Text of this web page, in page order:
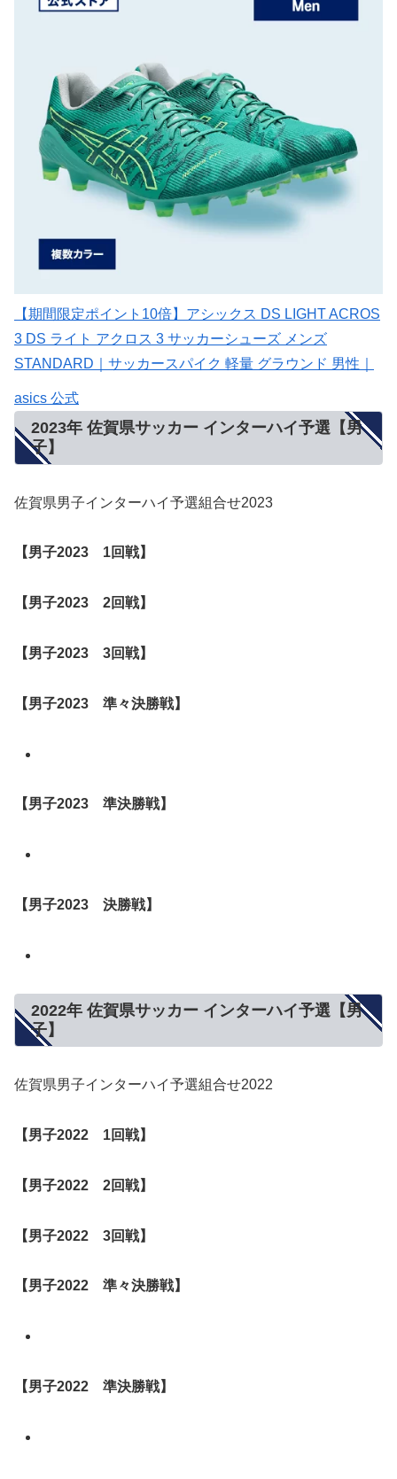
【期間限定ポイント10倍】アシックス DS LIGHT ACROS
3 DS ライト アクロス 3 サッカーシューズ メンズ
STANDARD｜サッカースパイク 軽量 グラウンド 男性｜
asics 公式
2023年 佐賀県サッカー インターハイ予選【男
子】
佐賀県男子インターハイ予選組合せ2023
【男子2023 1回戦】
【男子2023 2回戦】
【男子2023 3回戦】
【男子2023 準々決勝戦】
【男子2023 準決勝戦】
【男子2023 決勝戦】
2022年 佐賀県サッカー インターハイ予選【男
子】
佐賀県男子インターハイ予選組合せ2022
【男子2022 1回戦】
【男子2022 2回戦】
【男子2022 3回戦】
【男子2022 準々決勝戦】
【男子2022 準決勝戦】